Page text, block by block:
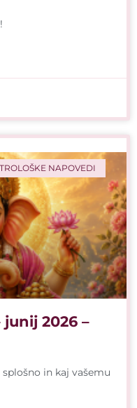
NAPOVEDI
2026 –
in kaj vašemu